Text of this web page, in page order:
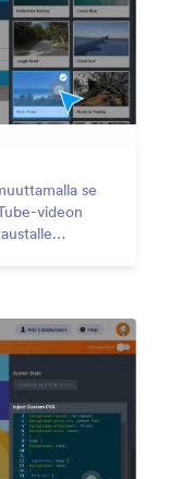
se
videon